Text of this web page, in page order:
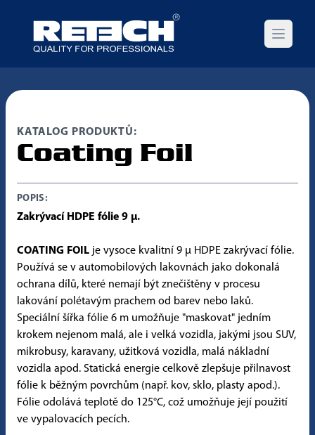
Open
KATALOG PRODUKTŮ:
Coating Foil
POPIS:
Zakrývací HDPE fólie 9 µ.
COATING FOIL je vysoce kvalitní 9 µ HDPE zakrývací fólie.
Používá se v automobilových lakovnách jako dokonalá
ochrana dílů, které nemají být znečištěny v procesu
lakování polétavým prachem od barev nebo laků.
Speciální šířka fólie 6 m umožňuje "maskovat" jedním
krokem nejenom malá, ale i velká vozidla, jakými jsou SUV,
mikrobusy, karavany, užitková vozidla, malá nákladní
vozidla apod. Statická energie celkově zlepšuje přilnavost
fólie k běžným povrchům (např. kov, sklo, plasty apod.).
Fólie odolává teplotě do 125°C, což umožňuje její použití
ve vypalovacích pecích.